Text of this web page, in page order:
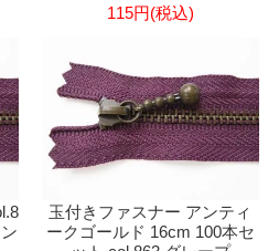
115円(税込)
玉付きファスナー アンティ
ークゴールド 16cm 100本セ